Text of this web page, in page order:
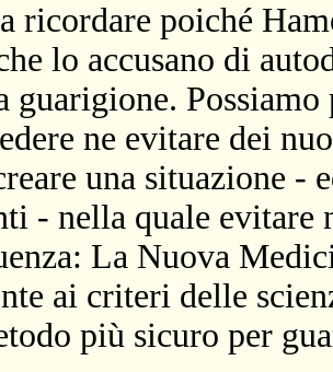
ricordare poiché
lo accusano di
guarigione. Possiamo
ne evitare dei
una situazione -
- nella quale
La Nuova
ai criteri delle
più sicuro per